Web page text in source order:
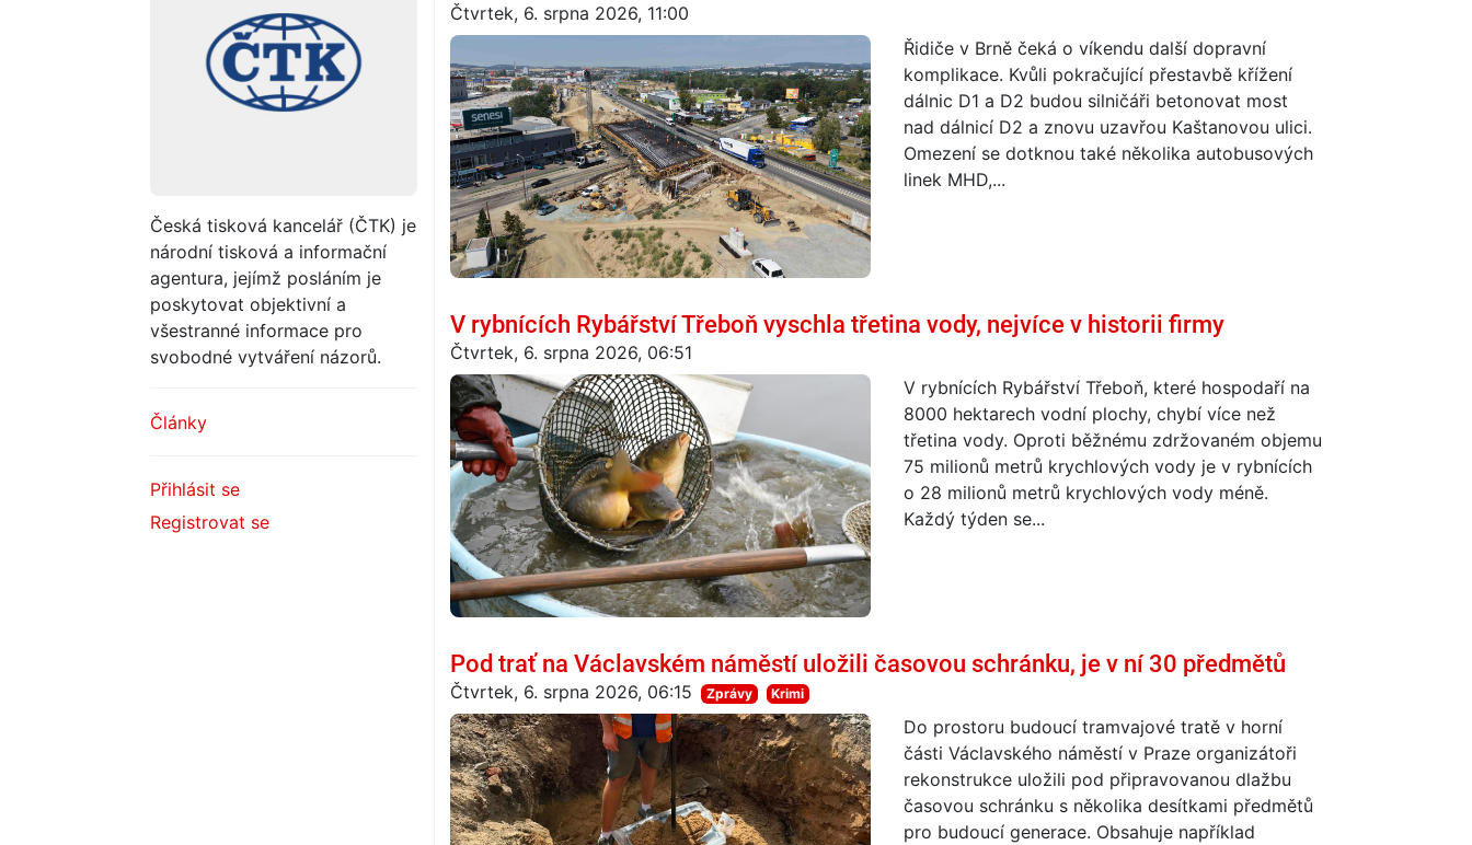
Česká tisková kancelář (ČTK) je
národní tisková a informační
agentura, jejímž posláním je
poskytovat objektivní a
všestranné informace pro
svobodné vytváření názorů.
Články
Přihlásit se
Registrovat se
Čtvrtek, 6. srpna 2026, 11:00
Řidiče v Brně čeká o víkendu další dopravní
komplikace. Kvůli pokračující přestavbě křížení
dálnic D1 a D2 budou silničáři betonovat most
nad dálnicí D2 a znovu uzavřou Kaštanovou ulici.
Omezení se dotknou také několika autobusových
linek MHD,...
V rybnících Rybářství Třeboň vyschla třetina vody, nejvíce v historii firmy
Čtvrtek, 6. srpna 2026, 06:51
V rybnících Rybářství Třeboň, které hospodaří na
8000 hektarech vodní plochy, chybí více než
třetina vody. Oproti běžnému zdržovaném objemu
75 milionů metrů krychlových vody je v rybnících
o 28 milionů metrů krychlových vody méně.
Každý týden se...
Pod trať na Václavském náměstí uložili časovou schránku, je v ní 30 předmětů
Čtvrtek, 6. srpna 2026, 06:15 Zprávy Krimi
Do prostoru budoucí tramvajové tratě v horní
části Václavského náměstí v Praze organizátoři
rekonstrukce uložili pod připravovanou dlažbu
časovou schránku s několika desítkami předmětů
pro budoucí generace. Obsahuje například